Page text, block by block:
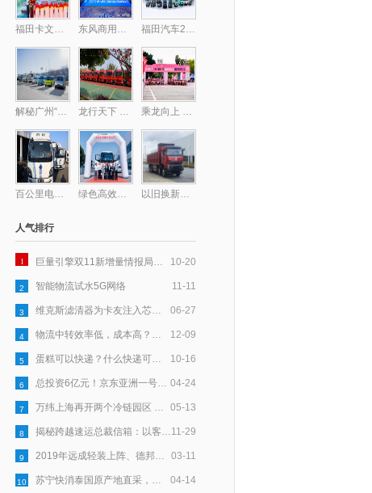
福田卡文乐福中山上市，智慧绿流打通珠三角新格局 东风商用车携龙擎3.0动力链强势亮相2025化工物流安全环保发展论坛 福田汽车2025年一季度新能源销量同比大增174.2%，持续领跑新能源市场
解秘广州“钻石型”顶层物流网络的最后一块拼图——广州东部公铁联运枢纽 龙行天下 以客为先丨龙擎动力爆单130台！助力钢铁物流提质增效 乘龙向上 共赴星海，乘龙跑团2025柳州马拉松激情开跑
百公里电耗低至31度，乘龙L2V新能源轻卡助卡友钱程似锦 绿色高效双驱动！德铁信可在华部署首批醇氢重卡 以旧换新至高补贴17万！乘龙H7纯电自卸换购正当时
人气排行
10-20
1 巨量引擎双11新增量情报局｜以「货」为核，多效并举让新品打爆更高效
11-11
2 智能物流试水5G网络
06-27
3 维克斯滤清器为卡友注入芯力量，爱心大派送全国盛启
12-09
4 物流中转效率低，成本高？跨越速运以科技赋能，助力产业升级
10-16
5 蛋糕可以快递？什么快递可以寄蛋糕？
04-24
6 总投资6亿元！京东亚洲一号鹤壁浚县物流园基建已完成50％
05-13
7 万纬上海再开两个冷链园区 守护舌尖上的食品安全
11-29
8 揭秘跨越速运总裁信箱：以客户为中心，五年收信6万封
03-11
9 2019年远成轻装上阵、德邦进军大件、安能要“活下去”
04-14
10 苏宁快消泰国原产地直采，智慧物流助力72小时速达